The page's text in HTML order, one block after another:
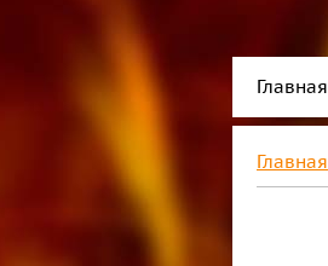
Главная
Главная